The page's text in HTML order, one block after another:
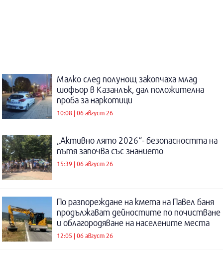
Малко след полунощ закопчаха млад
шофьор в Казанлък, дал положителна
проба за наркотици
10:08 | 06 август 26
„Активно лято 2026“- безопасността на
пътя започва със знанието
15:39 | 06 август 26
По разпореждане на кмета на Павел баня
продължават дейностите по почистване
и облагородяване на населените места
12:05 | 06 август 26